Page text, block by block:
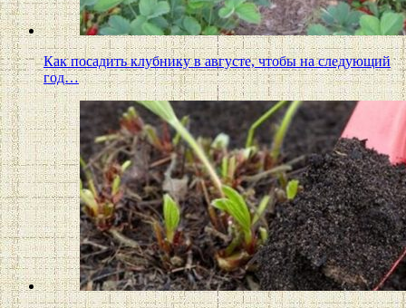
Как посадить клубнику в августе, чтобы на следующий
год…